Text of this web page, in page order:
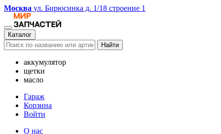
Москва ул. Бирюсинка д. 1/18 строение 1
Каталог
Найти
аккумулятор
щетки
масло
Гараж
Корзина
Войти
О нас